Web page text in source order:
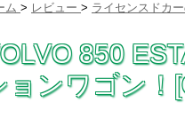
ム > レビュー > ライセンスドカ
850
ョンワゴン！